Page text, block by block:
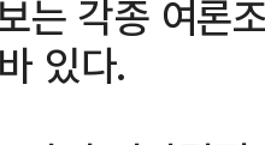
는 각종 여론
있다.